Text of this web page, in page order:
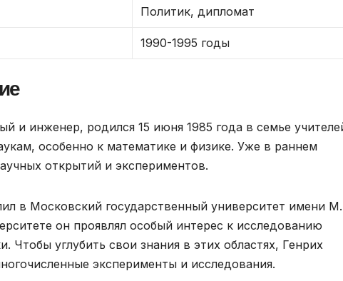
Политик, дипломат
1990-1995 годы
и инженер, родился 15 июня 1985 года в семье
особенно к математике и физике. Уже в раннем
открытий и экспериментов.
в Московский государственный университет имени
он проявлял особый интерес к исследованию
Чтобы углубить свои знания в этих областях, Генрих
эксперименты и исследования.